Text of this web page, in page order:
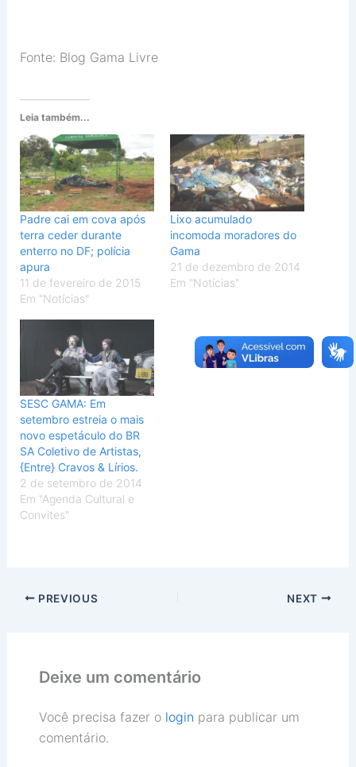
Fonte: Blog Gama Livre
Leia também...
Padre cai em cova após
terra ceder durante
enterro no DF; polícia
apura
11 de fevereiro de 2015
Em "Notícias"
Lixo acumulado
incomoda moradores do
Gama
21 de dezembro de 2014
Em "Notícias"
SESC GAMA: Em
setembro estreia o mais
novo espetáculo do BR
SA Coletivo de Artistas,
{Entre} Cravos & Lírios.
2 de setembro de 2014
Em "Agenda Cultural e
Convites"
PREVIOUS NEXT
Deixe um comentário
Você precisa fazer o login para publicar um
comentário.